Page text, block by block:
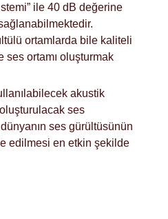
ile 40 dB değerine
ortamlarda bile kaliteli
ses ortamı oluşturmak
akustik
ses
ses gürültüsünün
edilmesi en etkin şekilde